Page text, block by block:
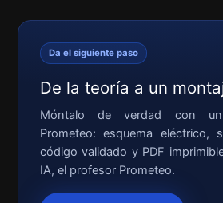
Da el siguiente paso
De la teoría a un
Móntalo de verdad con
Prometeo: esquema eléctrico,
código validado y PDF
IA, el profesor Prometeo.